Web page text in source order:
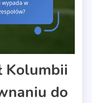
Kolumbii
do